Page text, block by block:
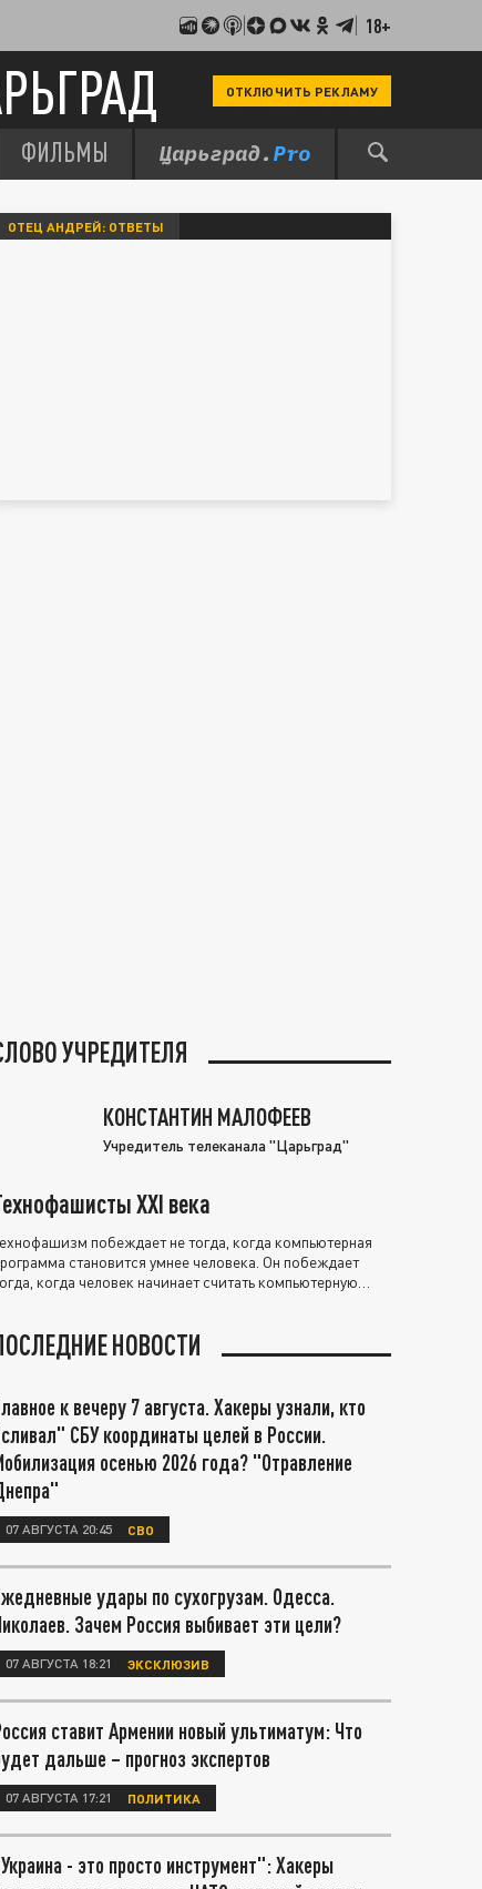
18+
ОТКЛЮЧИТЬ РЕКЛАМУ
ФИЛЬМЫ
ОТЕЦ АНДРЕЙ: ОТВЕТЫ
УЧРЕДИТЕЛЯ
КОНСТАНТИН МАЛОФЕЕВ
Учредитель телеканала "Царьград"
XXI века
побеждает не тогда, когда компьютерная
становится умнее человека. Он побеждает
когда человек начинает считать компьютерную
НОВОСТИ
к вечеру 7 августа. Хакеры узнали, кто
СБУ координаты целей в России.
осенью 2026 года? "Отравление
07 АВГУСТА 20:45 СВО
удары по сухогрузам. Одесса.
Зачем Россия выбивает эти цели?
07 АВГУСТА 18:21 ЭКСКЛЮЗИВ
ставит Армении новый ультиматум: Что
дальше – прогноз экспертов
07 АВГУСТА 17:21 ПОЛИТИКА
- это просто инструмент": Хакеры